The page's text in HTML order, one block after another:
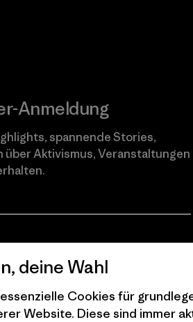
Anmeldung
spannende Stories,
über Aktivismus, Veranstaltungen
Anmelden Taste, erkläre mich damit
Patagonia meine E-Mail-Adresse
über Aktivismus, Veranstaltungen und
von Patagonia zusendet.
deine Wahl
Cookies für
Website. Diese sind immer